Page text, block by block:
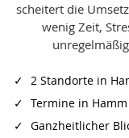
scheitert die
wenig Zeit,
oder
✓
✓
✓
2 Standorte in
Termine in
Ganzheitlicher